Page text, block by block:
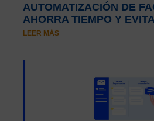
AUTOMATIZACIÓN DE
AHORRA TIEMPO Y
LEER MÁS